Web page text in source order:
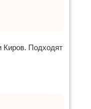
Киров. Подходят